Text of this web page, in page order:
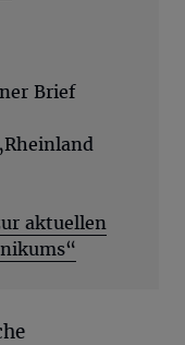
Brief
aktuellen